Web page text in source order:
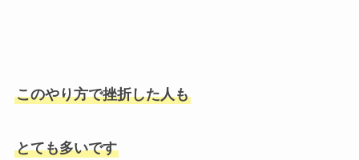
このやり方で挫折した人も
とても多いです